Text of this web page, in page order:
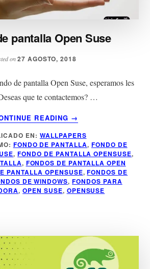
pantalla Open Suse
on27 AGOSTO, 2018
de pantalla Open Suse, esperamos les
que te contactemos? …
READING
ACERCA
DE
FONDO
DE
PANTALLA
OPEN
SUSE
→
EN: WALLPAPERS
FONDO DE PANTALLA, FONDO DE
,FONDO DE PANTALLA OPENSUSE,
, FONDOS DE PANTALLA OPEN
PANTALLA OPENSUSE,FONDOS DE
DE WINDOWS,FONDOS PARA
,OPEN SUSE, OPENSUSE